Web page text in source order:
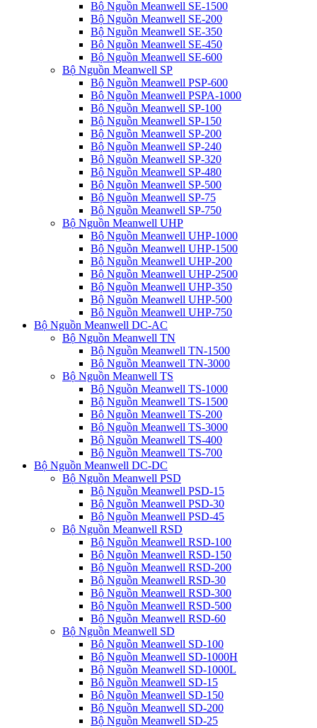
Bộ Nguồn Meanwell SE-1500
Bộ Nguồn Meanwell SE-200
Bộ Nguồn Meanwell SE-350
Bộ Nguồn Meanwell SE-450
Bộ Nguồn Meanwell SE-600
Bộ Nguồn Meanwell SP
Bộ Nguồn Meanwell PSP-600
Bộ Nguồn Meanwell PSPA-1000
Bộ Nguồn Meanwell SP-100
Bộ Nguồn Meanwell SP-150
Bộ Nguồn Meanwell SP-200
Bộ Nguồn Meanwell SP-240
Bộ Nguồn Meanwell SP-320
Bộ Nguồn Meanwell SP-480
Bộ Nguồn Meanwell SP-500
Bộ Nguồn Meanwell SP-75
Bộ Nguồn Meanwell SP-750
Bộ Nguồn Meanwell UHP
Bộ Nguồn Meanwell UHP-1000
Bộ Nguồn Meanwell UHP-1500
Bộ Nguồn Meanwell UHP-200
Bộ Nguồn Meanwell UHP-2500
Bộ Nguồn Meanwell UHP-350
Bộ Nguồn Meanwell UHP-500
Bộ Nguồn Meanwell UHP-750
Bộ Nguồn Meanwell DC-AC
Bộ Nguồn Meanwell TN
Bộ Nguồn Meanwell TN-1500
Bộ Nguồn Meanwell TN-3000
Bộ Nguồn Meanwell TS
Bộ Nguồn Meanwell TS-1000
Bộ Nguồn Meanwell TS-1500
Bộ Nguồn Meanwell TS-200
Bộ Nguồn Meanwell TS-3000
Bộ Nguồn Meanwell TS-400
Bộ Nguồn Meanwell TS-700
Bộ Nguồn Meanwell DC-DC
Bộ Nguồn Meanwell PSD
Bộ Nguồn Meanwell PSD-15
Bộ Nguồn Meanwell PSD-30
Bộ Nguồn Meanwell PSD-45
Bộ Nguồn Meanwell RSD
Bộ Nguồn Meanwell RSD-100
Bộ Nguồn Meanwell RSD-150
Bộ Nguồn Meanwell RSD-200
Bộ Nguồn Meanwell RSD-30
Bộ Nguồn Meanwell RSD-300
Bộ Nguồn Meanwell RSD-500
Bộ Nguồn Meanwell RSD-60
Bộ Nguồn Meanwell SD
Bộ Nguồn Meanwell SD-100
Bộ Nguồn Meanwell SD-1000H
Bộ Nguồn Meanwell SD-1000L
Bộ Nguồn Meanwell SD-15
Bộ Nguồn Meanwell SD-150
Bộ Nguồn Meanwell SD-200
Bộ Nguồn Meanwell SD-25